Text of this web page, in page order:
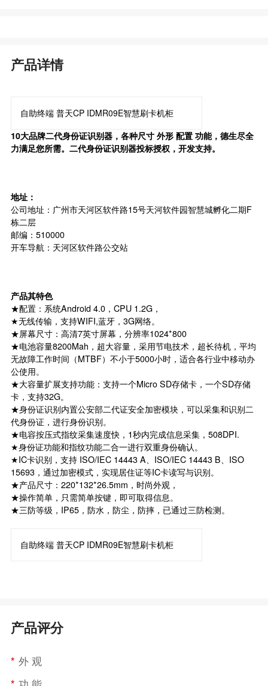
产品详情
自助终端 普天CP IDMR09E智慧刷卡机柜
10大品牌二代身份证识别器，各种尺寸 外形 配置 功能，德生尽全
力满足您所需。二代身份证识别器投标授权，开发支持。
地址：
公司地址：广州市天河区软件路15号天河软件园智慧城孵化二期F
栋二层
邮编：510000
开车导航：天河区软件路公交站
产品其特色
★配置：系统Android 4.0，CPU 1.2G，
★无线传输，支持WIFI,蓝牙，3G网络。
★屏幕尺寸：高清7英寸屏幕，分辨率1024*800
★电池容量8200Mah，超大容量，采用节电技术，超长待机，平均
无故障工作时间（MTBF）不小于5000小时，适合各行业中移动办
公使用。
★大容量扩展支持功能：支持一个Micro SD存储卡，一个SD存储
卡，支持32G。
★身份证识别内置公安部二代证安全加密模块，可以采集和识别二
代身份证，进行身份识别。
★电容按压式指纹采集速度快，1秒内完成信息采集，508DPI.
★身份证功能和指纹功能二合一进行双重身份确认。
★IC卡识别，支持 ISO/IEC 14443 A、ISO/IEC 14443 B、ISO
15693，通过加密模式，实现居住证等IC卡读写与识别。
★产品尺寸：220*132*26.5mm，时尚外观，
★操作简单，只需简单按键，即可取得信息。
★三防等级，IP65，防水，防尘，防摔，已通过三防检测。
自助终端 普天CP IDMR09E智慧刷卡机柜
产品评分
* 外 观